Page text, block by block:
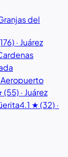
del
· Juárez
· Juárez
4.1 ★ (32) ·